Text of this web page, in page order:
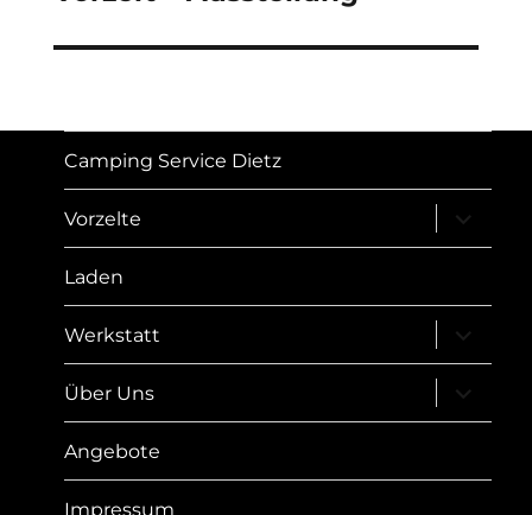
Camping Service Dietz
Vorzelte
öffnen
Laden
Werkstatt
öffnen
Über Uns
öffnen
Angebote
Impressum